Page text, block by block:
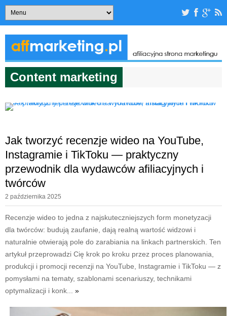
Content marketing
Jak tworzyć recenzje wideo na YouTube,
Instagramie i TikToku — praktyczny
przewodnik dla wydawców afiliacyjnych i
twórców
2 października 2025
Recenzje wideo to jedna z najskuteczniejszych form monetyzacji
dla twórców: budują zaufanie, dają realną wartość widzowi i
naturalnie otwierają pole do zarabiania na linkach partnerskich. Ten
artykuł przeprowadzi Cię krok po kroku przez proces planowania,
produkcji i promocji recenzji na YouTube, Instagramie i TikToku — z
pomysłami na tematy, szablonami scenariuszy, technikami
optymalizacji i konk... »